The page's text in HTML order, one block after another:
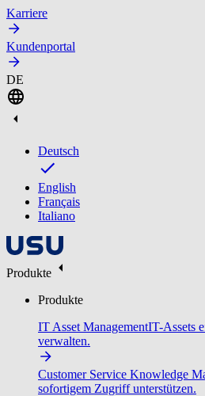
Karriere
Kundenportal
DE
Deutsch
English
Français
Italiano
Produkte
Produkte
IT Asset ManagementIT-Assets
verwalten.
Customer Service Knowledge
sofortigem Zugriff unterstützen.